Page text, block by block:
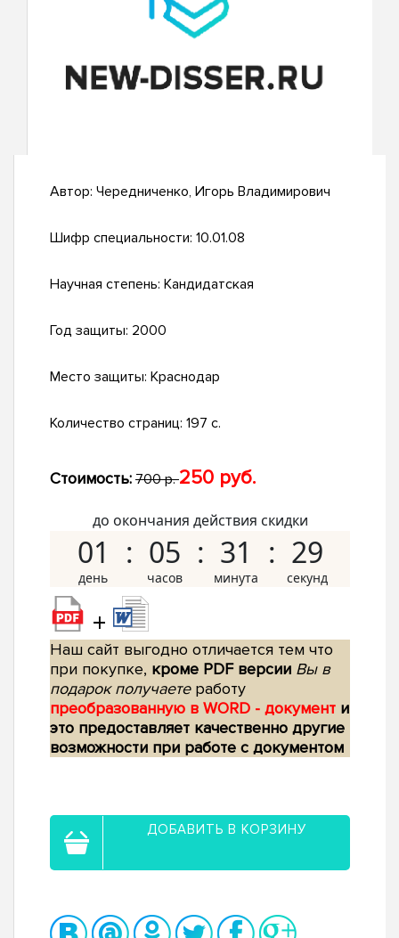
Автор: Чередниченко, Игорь Владимирович
Шифр специальности: 10.01.08
Научная степень: Кандидатская
Год защиты: 2000
Место защиты: Краснодар
Количество страниц: 197 с.
Стоимость: 700 р.250 руб.
до окончания действия скидки
01 05 31 28
+
Наш сайт выгодно отличается тем что
при покупке, кроме PDF версии Вы в
подарок получаетеработу
преобразованную в WORD - документ и
это предоставляет качественно другие
возможности при работе с документом
ДОБАВИТЬ В КОРЗИНУ